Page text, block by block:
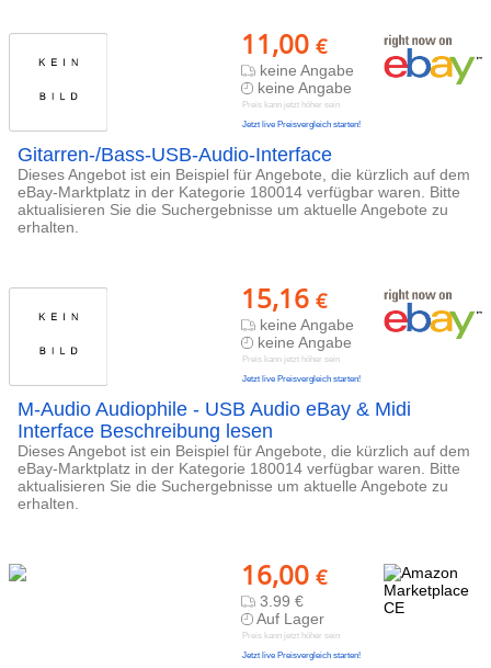
11,00 €
keine Angabe
keine Angabe
Preis kann jetzt höher sein
Jetzt live Preisvergleich starten!
Gitarren-/Bass-USB-Audio-Interface
Dieses Angebot ist ein Beispiel für Angebote, die kürzlich auf dem
eBay-Marktplatz in der Kategorie 180014 verfügbar waren. Bitte
aktualisieren Sie die Suchergebnisse um aktuelle Angebote zu
erhalten.
15,16 €
keine Angabe
keine Angabe
Preis kann jetzt höher sein
Jetzt live Preisvergleich starten!
M-Audio Audiophile - USB Audio eBay & Midi
Interface Beschreibung lesen
Dieses Angebot ist ein Beispiel für Angebote, die kürzlich auf dem
eBay-Marktplatz in der Kategorie 180014 verfügbar waren. Bitte
aktualisieren Sie die Suchergebnisse um aktuelle Angebote zu
erhalten.
16,00 €
3.99 €
Auf Lager
Preis kann jetzt höher sein
Jetzt live Preisvergleich starten!